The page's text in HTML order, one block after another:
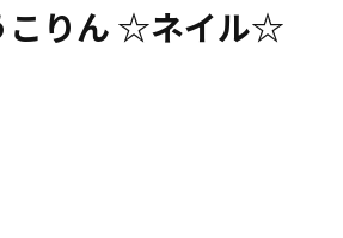
こりん ☆ネイル☆